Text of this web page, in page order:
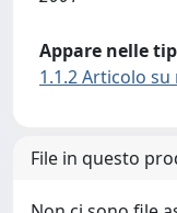
Appare nelle
1.1.2 Articolo su
File in questo